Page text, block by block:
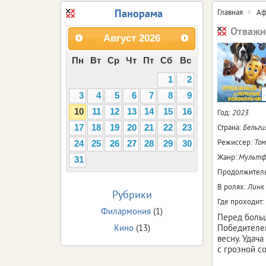
Главная
Год:2023
Страна:
Режиссер:
Жанр:
В ролях:Линк
Где проходит:
Перед
весну.
с грозной
Панорама
Август 2026
Пн Вт Ср Чт Пт Сб
Вс
1
2
3
4 5 6 7 8
9
10
11 12 13 14 15
16
17
18 19 20 21 22
23
24
25 26 27 28 29
30
31
Рубрики
Филармония (1)
Кино(13)